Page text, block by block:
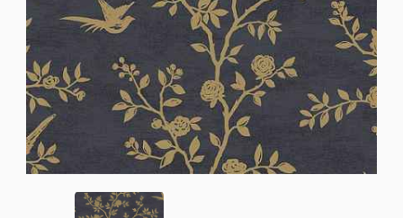
Москва (сменить город)
Заказать обратный звонок